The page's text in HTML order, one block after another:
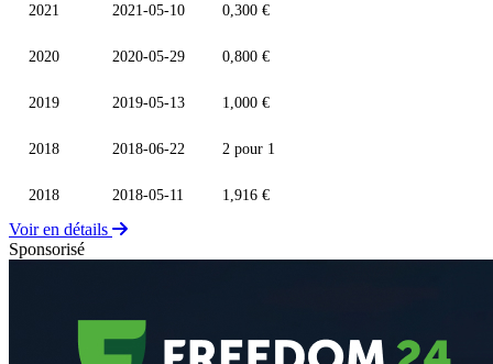
2021 2021-05-10 0,300 €
2020 2020-05-29 0,800 €
2019 2019-05-13 1,000 €
2018 2018-06-22 2 pour 1
2018 2018-05-11 1,916 €
Voir en détails
Sponsorisé